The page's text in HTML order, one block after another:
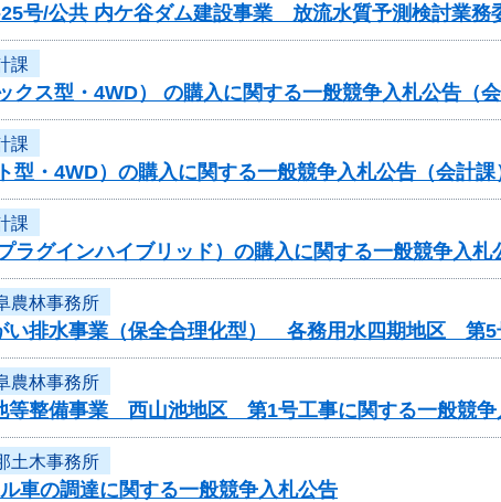
25号/公共 内ケ谷ダム建設事業 放流水質予測検討業務
課
クス型・4WD） の購入に関する一般競争入札公告（会
課
型・4WD）の購入に関する一般競争入札公告（会計課
課
ラグインハイブリッド）の購入に関する一般競争入札
農林事務所
い排水事業（保全合理化型） 各務用水四期地区 第
農林事務所
等整備事業 西山池地区 第1号工事に関する一般競争
土木事務所
車の調達に関する一般競争入札公告